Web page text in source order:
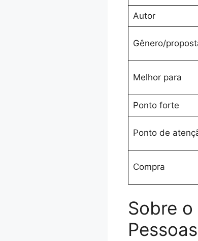
Autor
Gênero/
Melhor para
Ponto forte
Ponto de
Compra
Sobre